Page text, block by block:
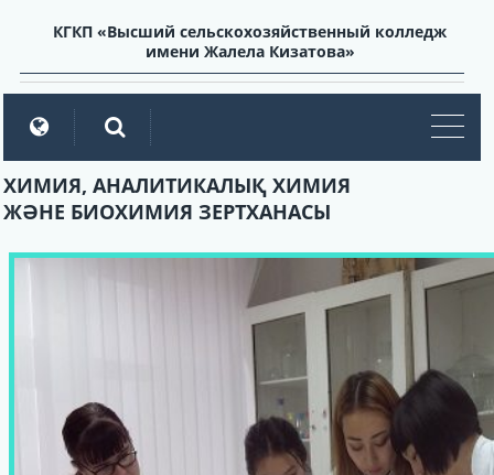
КГКП «Высший сельскохозяйственный колледж
имени Жалела Кизатова»
ХИМИЯ, АНАЛИТИКАЛЫҚ ХИМИЯ
ЖӘНЕ БИОХИМИЯ ЗЕРТХАНАСЫ